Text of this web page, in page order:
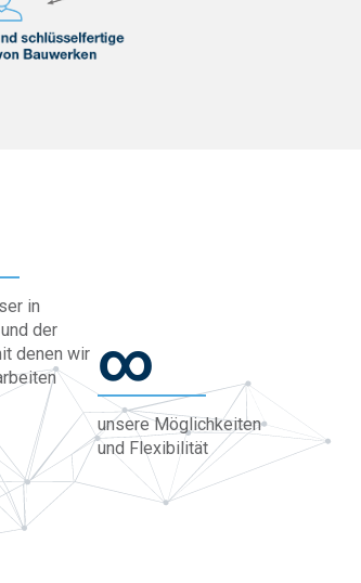
in
der
denen wir ∞
unsere Möglichkeiten
und Flexibilität